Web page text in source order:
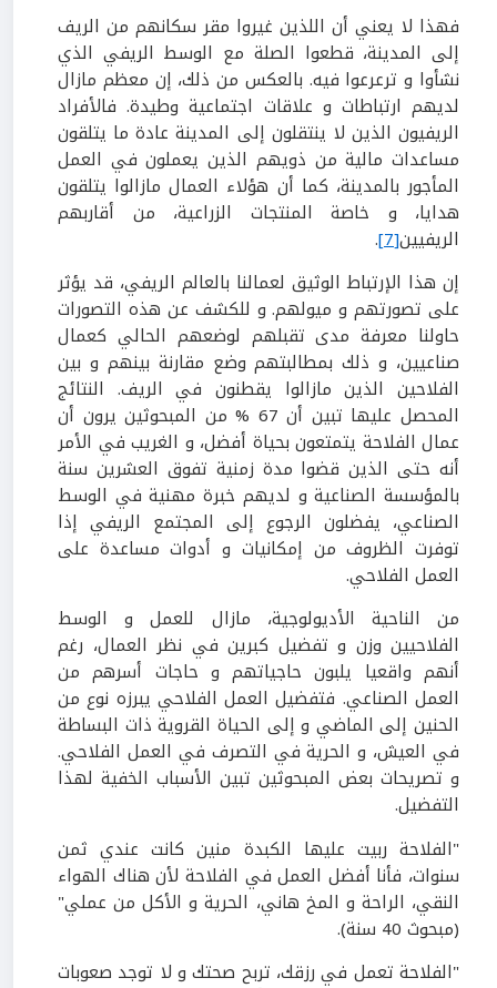
فهذا لا يعني أن اللذين غيروا مقر سكانهم من الريف
إلى المدينة، قطعوا الصلة مع الوسط الريفي الذي
نشأوا و ترعرعوا فيه. بالعكس من ذلك، إن معظم مازال
لديهم ارتباطات و علاقات اجتماعية وطيدة. فالأفراد
الريفيون الذين لا ينتقلون إلى المدينة عادة ما يتلقون
مساعدات مالية من ذويهم الذين يعملون في العمل
المأجور بالمدينة، كما أن هؤلاء العمال مازالوا يتلقون
هدايا، و خاصة المنتجات الزراعية، من أقاربهم
الريفيين[7]
.
إن هذا الإرتباط الوثيق لعمالنا بالعالم الريفي، قد يؤثر
على تصورتهم و ميولهم. و للكشف عن هذه التصورات
حاولنا معرفة مدى تقبلهم لوضعهم الحالي كعمال
صناعيين، و ذلك بمطالبتهم وضع مقارنة بينهم و بين
الفلاحين الذين مازالوا يقطنون في الريف. النتائج
المحصل عليها تبين أن 67 % من المبحوثين يرون أن
عمال الفلاحة يتمتعون بحياة أفضل، و الغريب في الأمر
أنه حتى الذين قضوا مدة زمنية تفوق العشرين سنة
بالمؤسسة الصناعية و لديهم خبرة مهنية في الوسط
الصناعي، يفضلون الرجوع إلى المجتمع الريفي إذا
توفرت الظروف من إمكانيات و أدوات مساعدة على
العمل الفلاحي.
من الناحية الأديولوجية، مازال للعمل و الوسط
الفلاحيين وزن و تفضيل كبرين في نظر العمال، رغم
أنهم واقعيا يلبون حاجياتهم و حاجات أسرهم من
العمل الصناعي. فتفضيل العمل الفلاحي يبرزه نوع من
الحنين إلى الماضي و إلى الحياة القروية ذات البساطة
في العيش، و الحرية في التصرف في العمل الفلاحي.
و تصريحات بعض المبحوثين تبين الأسباب الخفية لهذا
التفضيل.
"الفلاحة ربيت عليها الكبدة منين كانت عندي ثمن
سنوات، فأنا أفضل العمل في الفلاحة لأن هناك الهواء
النقي، الراحة و المخ هاني، الحرية و الأكل من عملي"
(مبحوث 40 سنة).
"الفلاحة تعمل في رزقك، تربح صحتك و لا توجد صعوبات